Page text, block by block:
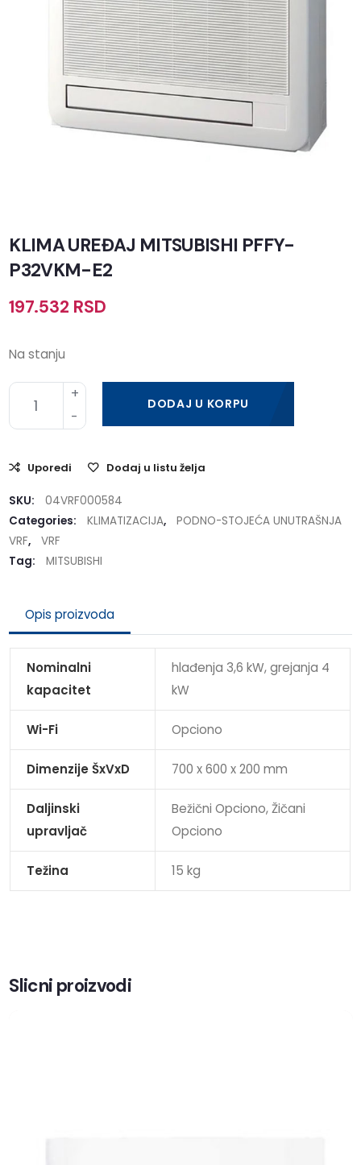
KLIMA UREĐAJ MITSUBISHI PFFY-
P32VKM-E2
197.532 RSD
Na stanju
DODAJ U KORPU
Uporedi Dodaj u listu želja
SKU:
04VRF000584
Categories:
KLIMATIZACIJA,
PODNO-STOJEĆA UNUTRAŠNJA
VRF,
VRF
Tag:
MITSUBISHI
Opis proizvoda
Nominalni
kapacitet
hlađenja 3,6 kW, grejanja 4
kW
Wi-Fi Opciono
Dimenzije ŠxVxD 700 x 600 x 200 mm
Daljinski
upravljač
Bežični Opciono, Žičani
Opciono
Težina 15 kg
Slicni proizvodi